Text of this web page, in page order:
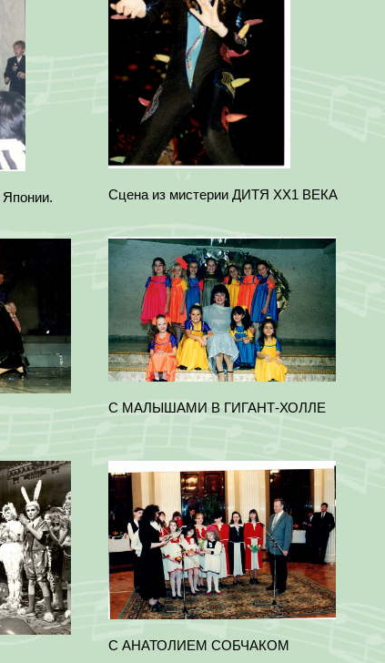
Сцена из мистерии ДИТЯ ХХ1 ВЕКА
С МАЛЫШАМИ В ГИГАНТ-ХОЛЛЕ
С АНАТОЛИЕМ СОБЧАКОМ